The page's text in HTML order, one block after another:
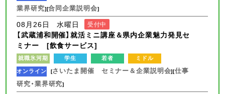
業界研究][合同企業説明会]
08月26日 水曜日 受付中
【武蔵浦和開催】就活ミニ講座＆県内企業魅力発見セ
ミナー [飲食サービス]
就職氷河期 学生 若者
ミドル
オンライン [さいたま開催 セミナー＆企業説明会][仕事
研究・業界研究]